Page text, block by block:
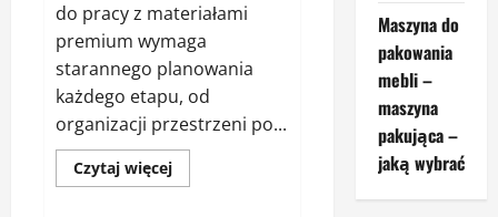
do pracy z materiałami
premium wymaga
starannego planowania
każdego etapu, od
organizacji przestrzeni po...
Czytaj więcejDowiedz
się
Maszyna do
pakowania
mebli –
maszyna
pakująca –
jaką wybrać